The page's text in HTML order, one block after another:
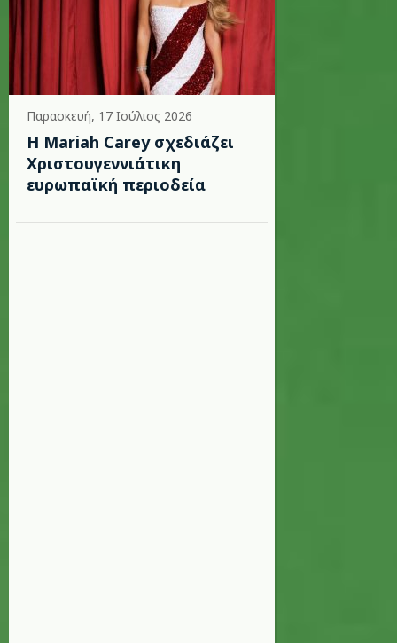
Παρασκευή, 17 Ιούλιος 2026
Η Mariah Carey σχεδιάζει
Χριστουγεννιάτικη
ευρωπαϊκή περιοδεία